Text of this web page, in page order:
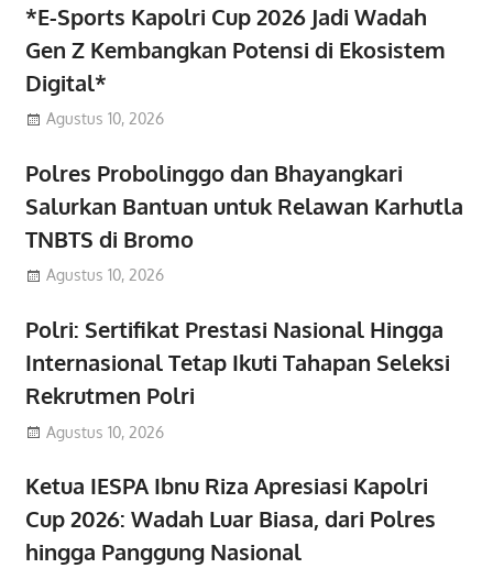
*E-Sports Kapolri Cup 2026 Jadi Wadah
Gen Z Kembangkan Potensi di Ekosistem
Digital*
Agustus 10, 2026
Polres Probolinggo dan Bhayangkari
Salurkan Bantuan untuk Relawan Karhutla
TNBTS di Bromo
Agustus 10, 2026
Polri: Sertifikat Prestasi Nasional Hingga
Internasional Tetap Ikuti Tahapan Seleksi
Rekrutmen Polri
Agustus 10, 2026
Ketua IESPA Ibnu Riza Apresiasi Kapolri
Cup 2026: Wadah Luar Biasa, dari Polres
hingga Panggung Nasional